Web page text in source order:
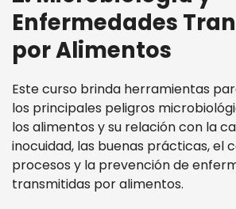
Enfermedades
por Alimentos
Este curso brinda herramientas
los principales peligros
los alimentos y su relación con la
inocuidad, las buenas prácticas, el
procesos y la prevención de
transmitidas por alimentos.